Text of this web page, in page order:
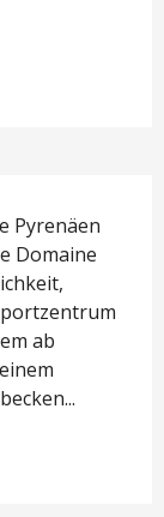
Pyrenäen
Domaine
ab